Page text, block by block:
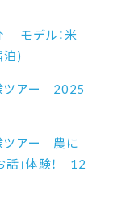
モデル：米
泊)
ツアー 2025
ツアー 農に
話」体験！ 12